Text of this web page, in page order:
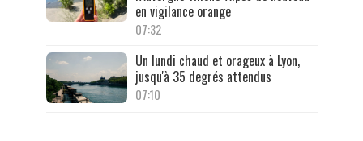
en vigilance orange
07:32
Un lundi chaud et orageux à Lyon,
jusqu'à 35 degrés attendus
07:10